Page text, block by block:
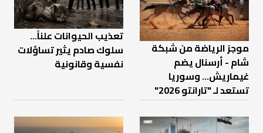
موجز الرياضة من شبكة
شام - أرسنال يضم
غيماريش... وسوريا
تستعد لـ "تارانتو 2026"
تعذيب الحيوانات علناً…
سلوك صادم يثير تساؤلات
نفسية وقانونية